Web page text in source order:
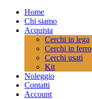
Home
Chi siamo
Acquista
Cerchi in lega
Cerchi in ferro
Cerchi usati
Kit
Noleggio
Contatti
Account